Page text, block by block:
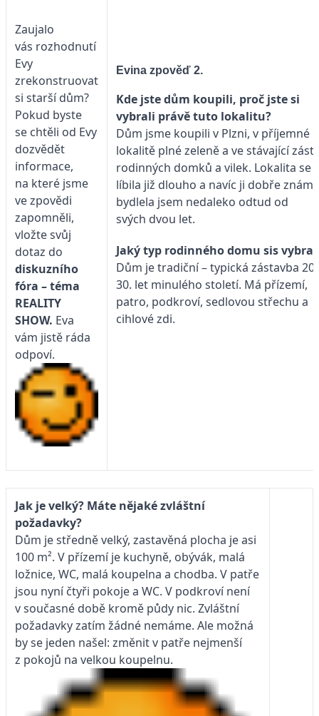
Zaujalo
vás rozhodnutí
Evy
zrekonstruovat
si starší dům?
Pokud byste
se chtěli od Evy
dozvědět
informace,
na které jsme
ve zpovědi
zapomněli,
vložte svůj
dotaz do
diskuzního
fóra – téma
REALITY
SHOW. Eva
vám jistě ráda
odpoví.
Evina zpověď 2.
Kde jste dům koupili, proč jste si
vybrali právě tuto lokalitu?
Dům jsme koupili v Plzni, v příjemné
lokalitě plné zeleně a ve stávající
rodinných domků a vilek. Lokalita se
líbila již dlouho a navíc ji dobře znám
bydlela jsem nedaleko odtud od
svých dvou let.
Jaký typ rodinného domu sis
Dům je tradiční – typická zástavba
30. let minulého století. Má přízemí,
patro, podkroví, sedlovou střechu a
cihlové zdi.
Jak je velký? Máte nějaké zvláštní
požadavky?
Dům je středně velký, zastavěná plocha je asi
100 m². V přízemí je kuchyně, obývák, malá
ložnice, WC, malá koupelna a chodba. V patře
jsou nyní čtyři pokoje a WC. V podkroví není
v současné době kromě půdy nic. Zvláštní
požadavky zatím žádné nemáme. Ale možná
by se jeden našel: změnit v patře nejmenší
z pokojů na velkou koupelnu.